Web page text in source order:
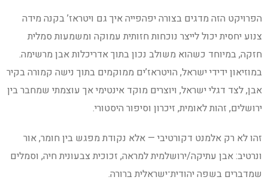
הפרויקט הזה מדגים בצורה יפהפייה איך גם ויטראז’ בקנה מידה
צנוע יחסית יכול לייצר נוכחות חזותית עמוקה ומשמעות סמלית
חזקה, במיוחד כשהוא משולב נכון בתוך אדריכלות אבן מרשימה.
במוזיאון ידידי ישראל, הויטראז’ים ממוקמים בתוך נישה קמורה בקיר
אבן, לצד דגלי ישראל, ויוצרים מוקד אינטימי אך עוצמתי שמחבר בין
ירושלים, זהות לאומית, זיכרון וסיפור היסטורי.
זהו לא רק אלמנט דקורטיבי — אלא נקודת מפגש בין חומר, אור
ונרטיב: אבן עתיקה/ירושלמית למראה, זכוכית צבעונית חיה, וסמלים
שמדברים בשפה יהודית־ישראלית ברורה.